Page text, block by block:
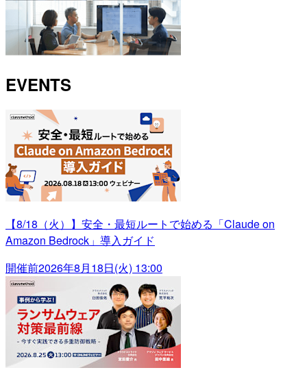
EVENTS
【8/18（火）】安全・最短ルートで始める「Claude on
Amazon Bedrock」導入ガイド
開催前2026年8月18日(火) 13:00